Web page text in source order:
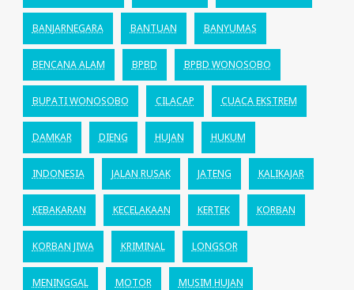
BANJARNEGARA BANTUAN BANYUMAS
BENCANA ALAM BPBD BPBD WONOSOBO
BUPATI WONOSOBO CILACAP CUACA EKSTREM
DAMKAR DIENG HUJAN HUKUM
INDONESIA JALAN RUSAK JATENG KALIKAJAR
KEBAKARAN KECELAKAAN KERTEK KORBAN
KORBAN JIWA KRIMINAL LONGSOR
MENINGGAL MOTOR MUSIM HUJAN